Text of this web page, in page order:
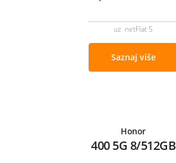
uz netFlat 5
Saznaj više
Honor
400 5G 8/512GB